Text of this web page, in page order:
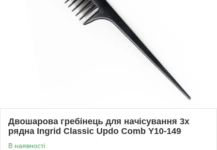
Двошарова гребінець для начісування 3х
рядна Ingrid Classic Updo Comb Y10-149
В наявності